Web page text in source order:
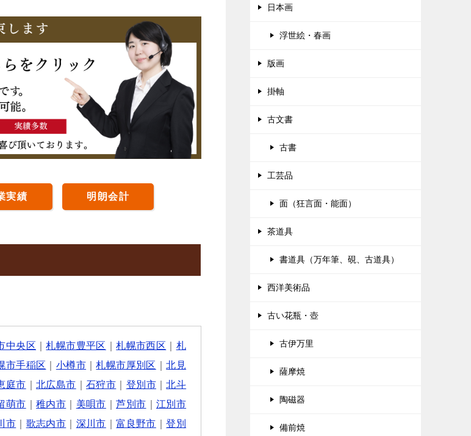
実績 明朗会計
中央区 ｜札幌市豊平区 ｜札幌市西区
札
市手稲区 小樽市 ｜札幌市厚別区 ｜北見
庭市 ｜北広島市 ｜石狩市 登別市｜北斗
萌市 ｜稚内市 美唄市 ｜芦別市
江別市
市 歌志内市 深川市 ｜富良野市 ｜登別
日本画
浮世絵・春画
版画
掛軸
古文書
古書
工芸品
面（狂言面・能面）
茶道具
書道具（万年筆、硯、古道具）
西洋美術品
古い花瓶・壺
古伊万里
薩摩焼
陶磁器
備前焼